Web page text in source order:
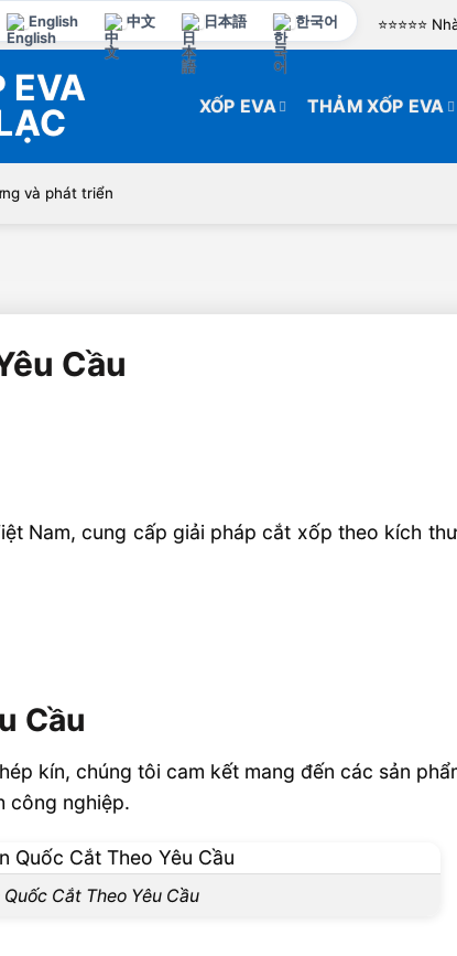
English 中文 日本語 한국어 ⭐️⭐️⭐️⭐️⭐️
XỐP EVA THẢM XỐP EVA
và phát triển
Cầu
Nam, cung cấp giải pháp cắt xốp theo kích
Cầu
kín, chúng tôi cam kết mang đến các sản
công nghiệp.
Cắt Theo Yêu Cầu